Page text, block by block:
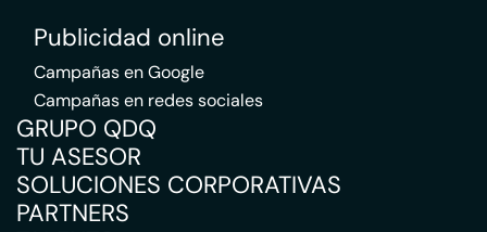
Publicidad online
Campañas en Google
Campañas en redes sociales
GRUPO QDQ
TU ASESOR
SOLUCIONES CORPORATIVAS
PARTNERS